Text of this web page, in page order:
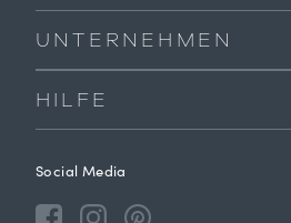
UNTERNEHMEN
HILFE
Social Media